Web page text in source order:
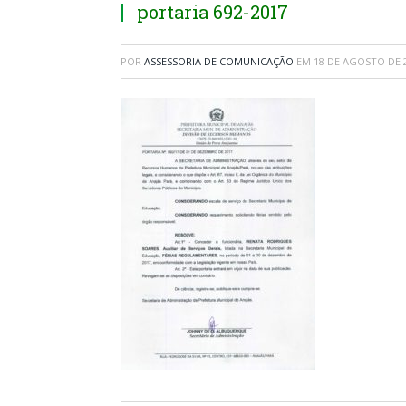
portaria 692-2017
POR ASSESSORIA DE COMUNICAÇÃO EM 18 DE AGOSTO DE